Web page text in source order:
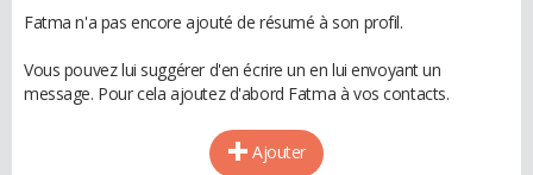
Fatma n'a pas encore ajouté de résumé à son profil.
Vous pouvez lui suggérer d'en écrire un en lui envoyant un
message. Pour cela ajoutez d'abord Fatma à vos contacts.
Ajouter